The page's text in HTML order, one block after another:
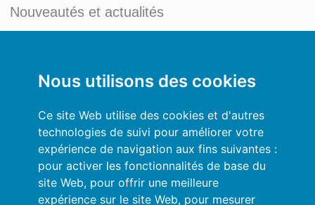
Nous utilisons des cookies
Ce site Web utilise des cookies et d'autres
technologies de suivi pour améliorer votre
expérience de navigation aux fins suivantes :
pour activer les fonctionnalités de base du
site Web, pour offrir une meilleure
expérience sur le site Web, pour mesurer
Nouveautés et actualités
Mon compte
Conditions générales
Politique de Confidentialité
Se connecter